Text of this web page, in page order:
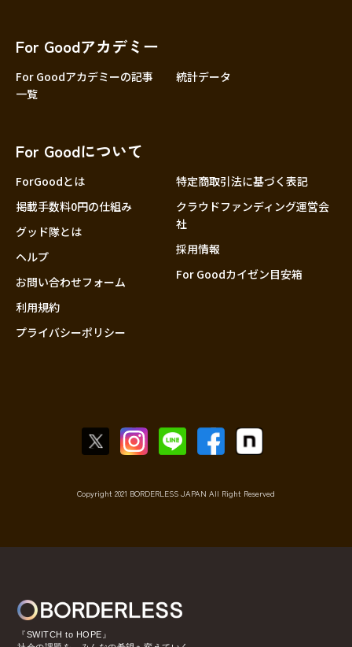
大分
For Goodアカデミー
For Goodアカデミーの記事
一覧
統計データ
For Goodについて
ForGoodとは
掲載手数料0円の仕組み
グッド隊とは
ヘルプ
お問い合わせフォーム
利用規約
プライバシーポリシー
特定商取引法に基づく表記
クラウドファンディング運営会
社
採用情報
For Goodカイゼン目安箱
Copyright 2021 BORDERLESS JAPAN All Right Reserved
『SWITCH to HOPE』